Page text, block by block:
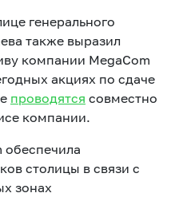
генерального
также выразил
компании MegaCom
акциях по сдаче
проводятся совместно
компании.
обеспечила
столицы в связи с
зонах